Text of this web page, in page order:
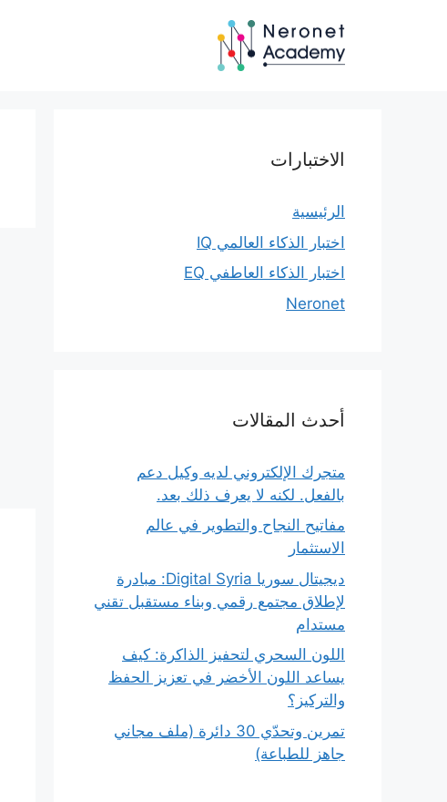
الاختبارات
الرئيسية
اختبار الذكاء العالمي IQ
اختبار الذكاء العاطفي EQ
Neronet
أحدث المقالات
متجرك الإلكتروني لديه وكيل دعم
بالفعل. لكنه لا يعرف ذلك بعد.
مفاتيح النجاح والتطوير في عالم
الاستثمار
ديجيتال سوريا Digital Syria: مبادرة
لإطلاق مجتمع رقمي وبناء مستقبل تقني
مستدام
اللون السحري لتحفيز الذاكرة: كيف
يساعد اللون الأخضر في تعزيز الحفظ
والتركيز؟
تمرين وتحدّي 30 دائرة (ملف مجاني
جاهز للطباعة)